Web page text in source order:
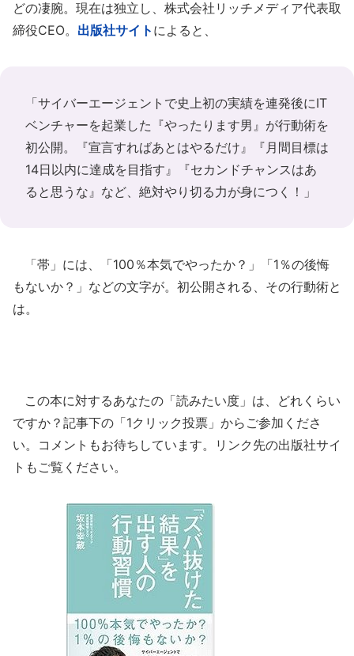
どの凄腕。現在は独立し、株式会社リッチメディア代表取
締役CEO。 出版社サイト によると、
「サイバーエージェントで史上初の実績を連発後にIT
ベンチャーを起業した『やったります男』が行動術を
初公開。『宣言すればあとはやるだけ』『月間目標は
14日以内に達成を目指す』『セカンドチャンスはあ
ると思うな』など、絶対やり切る力が身につく！」
「帯」には、「100％本気でやったか？」「1％の後悔
もないか？」などの文字が。初公開される、その行動術と
は。
この本に対するあなたの「読みたい度」は、どれくらい
ですか？記事下の「1クリック投票」からご参加くださ
い。コメントもお待ちしています。リンク先の出版社サイ
トもご覧ください。